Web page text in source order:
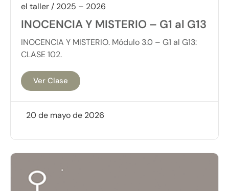
el taller / 2025 – 2026
INOCENCIA Y MISTERIO – G1 al G13
INOCENCIA Y MISTERIO. Módulo 3.0 – G1 al G13:
CLASE 102.
Ver Clase
20 de mayo de 2026